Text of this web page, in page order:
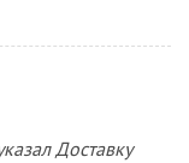
Доставку